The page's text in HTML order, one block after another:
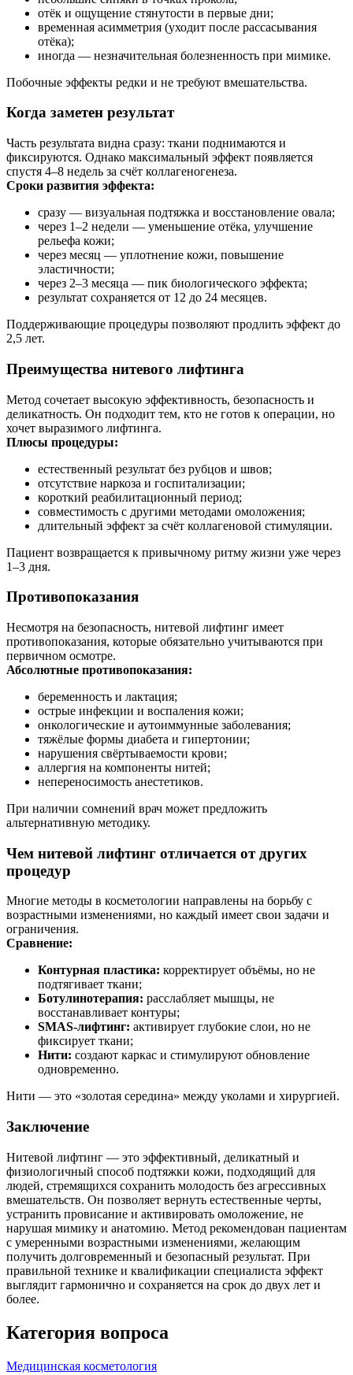
отёк и ощущение стянутости в первые дни;
временная асимметрия (уходит после рассасывания
отёка);
иногда — незначительная болезненность при мимике.
Побочные эффекты редки и не требуют вмешательства.
Когда заметен результат
Часть результата видна сразу: ткани поднимаются и
фиксируются. Однако максимальный эффект появляется
спустя 4–8 недель за счёт коллагеногенеза.
Сроки развития эффекта:
сразу — визуальная подтяжка и восстановление овала;
через 1–2 недели — уменьшение отёка, улучшение
рельефа кожи;
через месяц — уплотнение кожи, повышение
эластичности;
через 2–3 месяца — пик биологического эффекта;
результат сохраняется от 12 до 24 месяцев.
Поддерживающие процедуры позволяют продлить эффект до
2,5 лет.
Преимущества нитевого лифтинга
Метод сочетает высокую эффективность, безопасность и
деликатность. Он подходит тем, кто не готов к операции, но
хочет выразимого лифтинга.
Плюсы процедуры:
естественный результат без рубцов и швов;
отсутствие наркоза и госпитализации;
короткий реабилитационный период;
совместимость с другими методами омоложения;
длительный эффект за счёт коллагеновой стимуляции.
Пациент возвращается к привычному ритму жизни уже через
1–3 дня.
Противопоказания
Несмотря на безопасность, нитевой лифтинг имеет
противопоказания, которые обязательно учитываются при
первичном осмотре.
Абсолютные противопоказания:
беременность и лактация;
острые инфекции и воспаления кожи;
онкологические и аутоиммунные заболевания;
тяжёлые формы диабета и гипертонии;
нарушения свёртываемости крови;
аллергия на компоненты нитей;
непереносимость анестетиков.
При наличии сомнений врач может предложить
альтернативную методику.
Чем нитевой лифтинг отличается от других
процедур
Многие методы в косметологии направлены на борьбу с
возрастными изменениями, но каждый имеет свои задачи и
ограничения.
Сравнение:
Контурная пластика: корректирует объёмы, но не
подтягивает ткани;
Ботулинотерапия: расслабляет мышцы, не
восстанавливает контуры;
SMAS-лифтинг: активирует глубокие слои, но не
фиксирует ткани;
Нити: создают каркас и стимулируют обновление
одновременно.
Нити — это «золотая середина» между уколами и хирургией.
Заключение
Нитевой лифтинг — это эффективный, деликатный и
физиологичный способ подтяжки кожи, подходящий для
людей, стремящихся сохранить молодость без агрессивных
вмешательств. Он позволяет вернуть естественные черты,
устранить провисание и активировать омоложение, не
нарушая мимику и анатомию. Метод рекомендован пациентам
с умеренными возрастными изменениями, желающим
получить долговременный и безопасный результат. При
правильной технике и квалификации специалиста эффект
выглядит гармонично и сохраняется на срок до двух лет и
более.
Категория вопроса
Медицинская косметология